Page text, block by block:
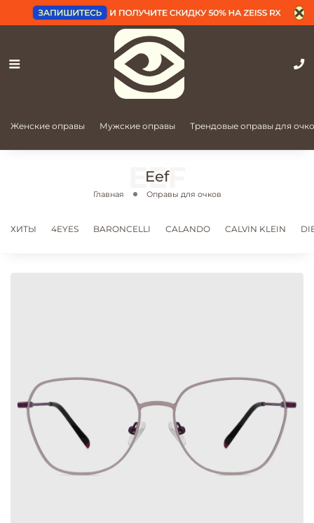
Женские оправы Мужские оправы Трендовые оправы для
Eef
Главная Оправы для очков
ХИТЫ 4EYES BARONCELLI CALANDO CALVIN KLEIN